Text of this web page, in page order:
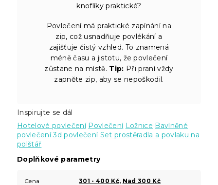
knoflíky praktické?
Povlečení má praktické zapínání na
zip, což usnadňuje povlékání a
zajišťuje čistý vzhled. To znamená
méně času a jistotu, že povlečení
zůstane na místě. Tip: Při praní vždy
zapněte zip, aby se nepoškodil.
Inspirujte se dál
Hotelové povlečení Povlečení Ložnice Bavlněné
povlečení 3d povlečení Set prostěradla a povlaku na
polštář
Doplňkové parametry
Cena 301 - 400 Kč, Nad 300 Kč